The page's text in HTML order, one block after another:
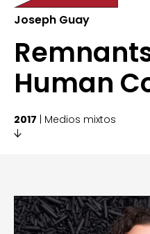
Joseph Guay
Human
2017 | Medios mixtos
